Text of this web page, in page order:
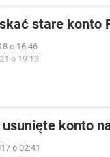
stare konto
o 16:46
o 19:13
konto
o 02:41